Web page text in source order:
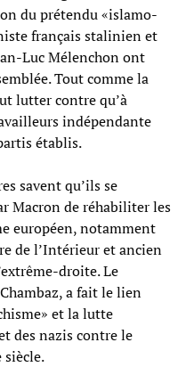
du prétendu «islamo-
français stalinien et
Luc Mélenchon ont
Tout comme la
lutter contre qu’à
indépendante
établis.
savent qu’ils se
Macron de réhabiliter les
européen, notamment
de l’Intérieur et ancien
droite. Le
a fait le lien
et la lutte
des nazis contre le
siècle.